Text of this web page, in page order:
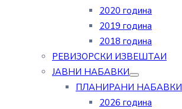
2020 година
2019 година
2018 година
РЕВИЗОРСКИ ИЗВЕШТАИ
ЈАВНИ НАБАВКИ
ПЛАНИРАНИ НАБАВКИ
2026 година